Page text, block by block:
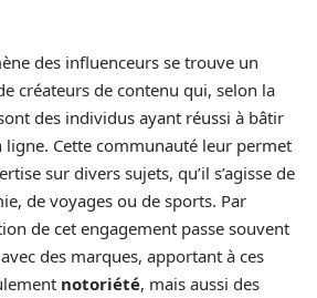
des influenceurs se trouve un
créateurs de contenu qui, selon la
des individus ayant réussi à bâtir
ligne. Cette communauté leur permet
sur divers sujets, qu’il s’agisse de
de voyages ou de sports. Par
de cet engagement passe souvent
des marques, apportant à ces
notoriété, mais aussi des